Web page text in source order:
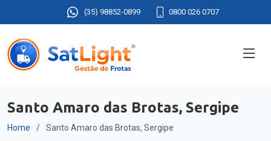
(35) 98852-0899 0800 026 0707
Santo Amaro das Brotas, Sergipe
Home Santo Amaro das Brotas, Sergipe